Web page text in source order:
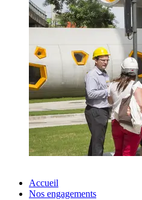
Accueil
Nos engagements